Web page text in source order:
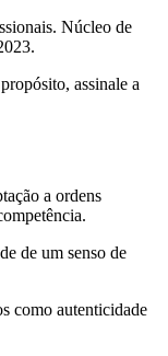
Núcleo de
assinale a
a ordens
de um senso de
como autenticidade